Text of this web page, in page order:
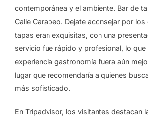
contemporánea y el ambiente. Bar de
Calle Carabeo. Dejate aconsejar por
tapas eran exquisitas, con una
servicio fue rápido y profesional, lo que
experiencia gastronomía fuera aún
lugar que recomendaría a quienes
más sofisticado.
En Tripadvisor, los visitantes destacan